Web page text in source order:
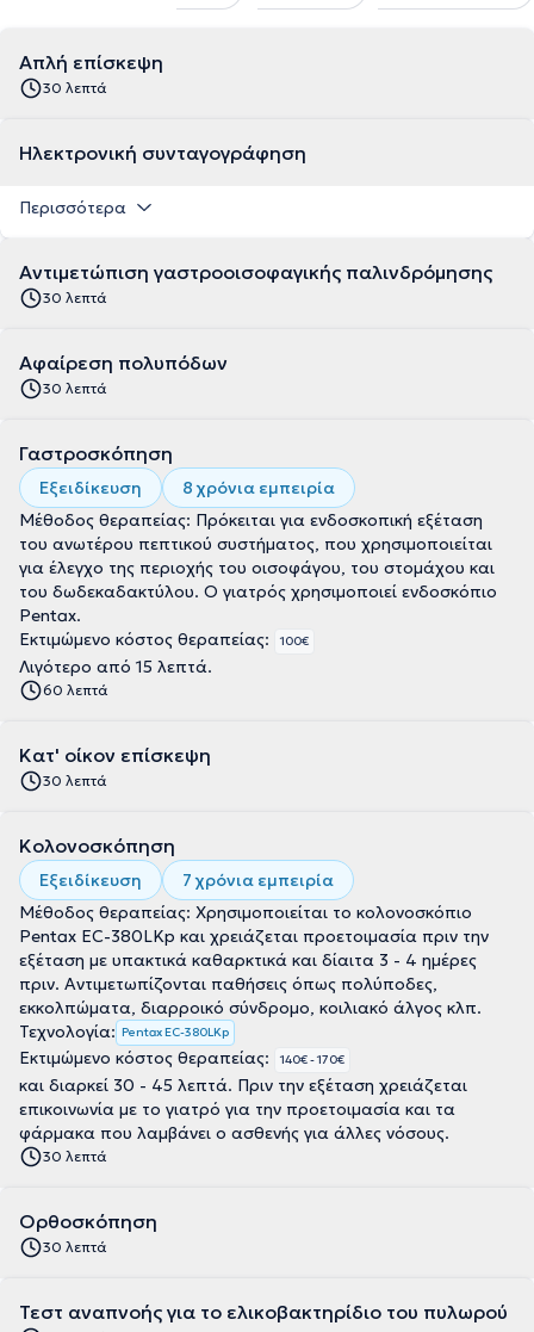
Απλή επίσκεψη
30 λεπτά
Ηλεκτρονική συνταγογράφηση
Περισσότερα
Αντιμετώπιση γαστροοισοφαγικής παλινδρόμησης
30 λεπτά
Αφαίρεση πολυπόδων
30 λεπτά
Γαστροσκόπηση
Εξειδίκευση
8 χρόνια εμπειρία
Μέθοδος θεραπείας: Πρόκειται για ενδοσκοπική εξέταση
του ανωτέρου πεπτικού συστήματος, που χρησιμοποιείται
για έλεγχο της περιοχής του οισοφάγου, του στομάχου και
του δωδεκαδακτύλου. Ο γιατρός χρησιμοποιεί ενδοσκόπιο
Pentax.
Εκτιμώμενο κόστος θεραπείας:
100€
Λιγότερο από 15 λεπτά.
60 λεπτά
Κατ' οίκον επίσκεψη
30 λεπτά
Κολονοσκόπηση
Εξειδίκευση
7 χρόνια εμπειρία
Μέθοδος θεραπείας: Χρησιμοποιείται το κολονοσκόπιο
Pentax EC-380LKp και χρειάζεται προετοιμασία πριν την
εξέταση με υπακτικά καθαρκτικά και δίαιτα 3 - 4 ημέρες
πριν. Αντιμετωπίζονται παθήσεις όπως πολύποδες,
εκκολπώματα, διαρροικό σύνδρομο, κοιλιακό άλγος κλπ.
Τεχνολογία: Pentax EC-380LKp
Εκτιμώμενο κόστος θεραπείας: 140€ - 170€
και διαρκεί 30 - 45 λεπτά. Πριν την εξέταση χρειάζεται
επικοινωνία με το γιατρό για την προετοιμασία και τα
φάρμακα που λαμβάνει ο ασθενής για άλλες νόσους.
30 λεπτά
Ορθοσκόπηση
30 λεπτά
Τεστ αναπνοής για το ελικοβακτηρίδιο του πυλωρού